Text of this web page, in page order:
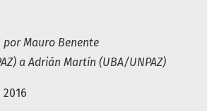
Mauro Benente
a Adrián Martín (UBA/UNPAZ)
de 2016